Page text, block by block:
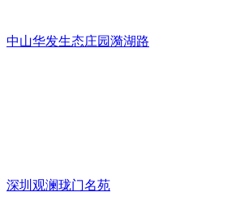
中山华发生态庄园漪湖路
深圳观澜珑门名苑